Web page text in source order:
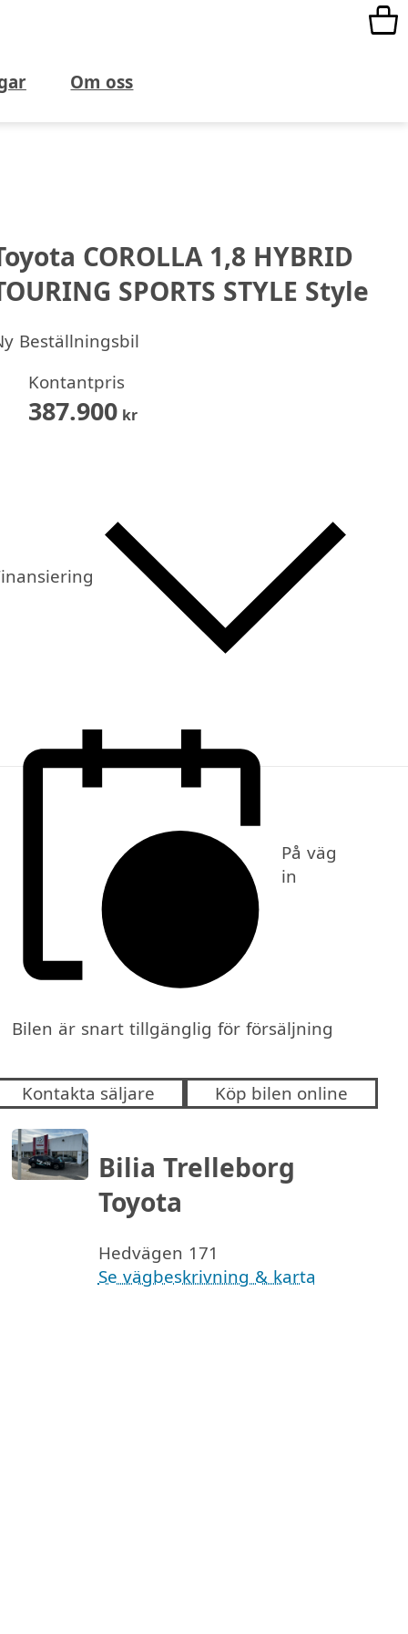
Om oss
COROLLA 1,8 HYBRID
SPORTS STYLE Style
Beställningsbil
Kontantpris
387.900kr
På väg
in
Bilen är snart tillgänglig för försäljning
Kontakta säljare Köp bilen online
Bilia Trelleborg
Toyota
Hedvägen 171
Se vägbeskrivning & karta